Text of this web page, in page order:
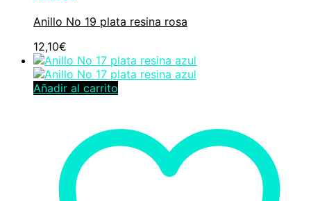
Anillo No 19 plata resina rosa
12,10€
Añadir al carrito